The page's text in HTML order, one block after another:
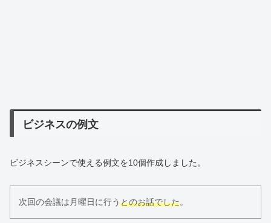
ビジネスの例文
ビジネスシーンで使える例文を10個作成しました。
次回の会議は月曜日に行うとのお話でした。